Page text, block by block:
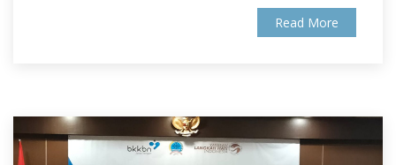
Read More